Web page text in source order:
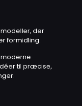
der
formidling.
til præcise,